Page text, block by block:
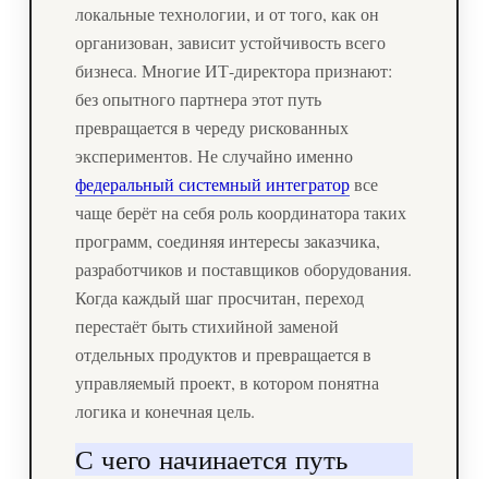
локальные технологии, и от того, как он
организован, зависит устойчивость всего
бизнеса. Многие ИТ-директора признают:
без опытного партнера этот путь
превращается в череду рискованных
экспериментов. Не случайно именно
федеральный системный интеграторвсе
чаще берёт на себя роль координатора таких
программ, соединяя интересы заказчика,
разработчиков и поставщиков оборудования.
Когда каждый шаг просчитан, переход
перестаёт быть стихийной заменой
отдельных продуктов и превращается в
управляемый проект, в котором понятна
логика и конечная цель.
С чего начинается путь